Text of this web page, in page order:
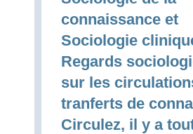
connaissance et
Sociologie
Regards
sur les
tranferts de
Circulez, il y a